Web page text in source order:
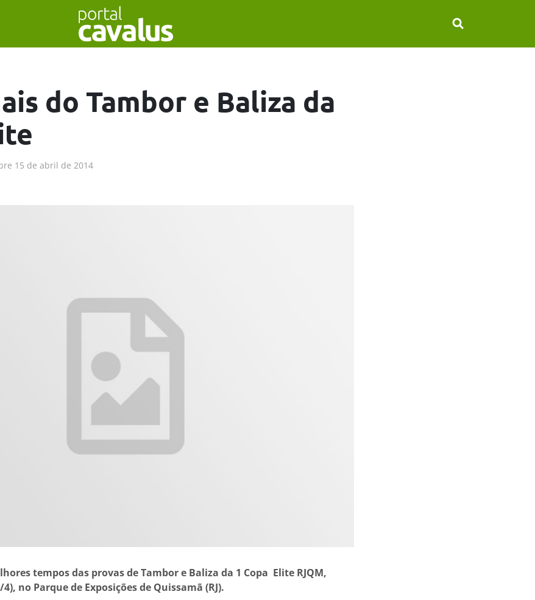
do Tambor e Baliza da
15 de abril de 2014
tempos das provas de Tambor e Baliza da 1 Copa Elite RJQM,
no Parque de Exposições de Quissamã (RJ).